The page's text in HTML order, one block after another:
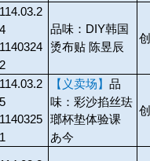
114.03.2
4
1140324
2
品味：DIY韩国
烫布贴 陈昱辰
114.03.2
5
1140325
1
【义卖场】 品
味：彩沙掐丝珐
瑯杯垫体验课
あ今